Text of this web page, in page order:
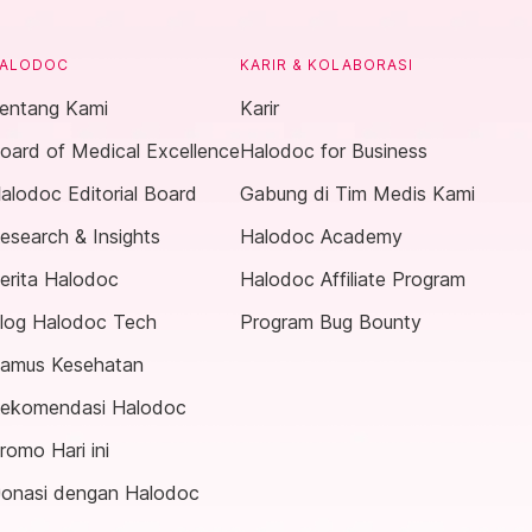
Kami
of Medical Excellence
Editorial Board
& Insights
Halodoc
Halodoc Tech
Kesehatan
Halodoc
Hari ini
dengan Halodoc
KARIR & KOLABORASI
Karir
Halodoc for Business
Gabung di Tim Medis Kami
Halodoc Academy
Halodoc Affiliate Program
Program Bug Bounty